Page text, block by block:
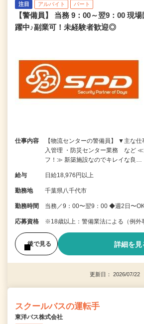
注目 アルバイト パート
【警備員】 当務 9：00～翌9：00 現
躍中♪副業可！未経験者歓迎◎
仕事内容
【物流センターの警備員】 ▼主な
入管理 ・防災センター業務 など ≪
フ！≫ 新築施設なのでキレイな良…
給与 日給18,976円以上
勤務地 千葉県八千代市
勤務時間 当務／9：00〜翌9：00 ◆週2日〜OK
応募資格 ※18歳以上：警備業法による（例外
後で見る 詳細を見
更新日： 2026/07/
スクールバスの運転手
東洋バス株式会社